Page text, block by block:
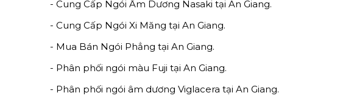
- Cung Cấp Ngói Âm Dương Nasaki tại An Giang.
- Cung Cấp Ngói Xi Măng tại An Giang.
- Mua Bán Ngói Phẳng tại An Giang.
- Phân phối ngói màu Fuji tại An Giang.
- Phân phối ngói âm dương Viglacera tại An Giang.